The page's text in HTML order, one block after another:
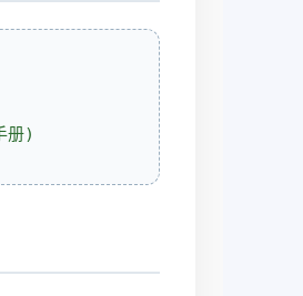
册)